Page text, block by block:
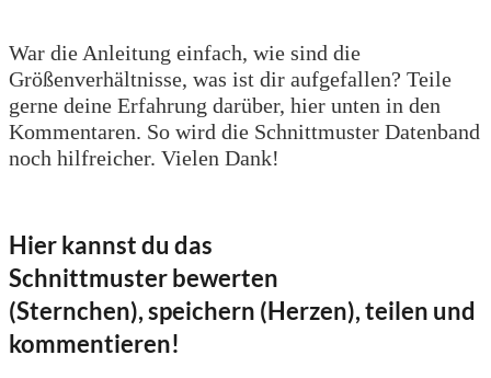
War die Anleitung einfach, wie sind die
Größenverhältnisse, was ist dir aufgefallen? Teile
gerne deine Erfahrung darüber, hier unten in den
Kommentaren. So wird die Schnittmuster Datenband
noch hilfreicher. Vielen Dank!
Hier kannst du das
Schnittmuster bewerten
(Sternchen), speichern (Herzen), teilen und
kommentieren!